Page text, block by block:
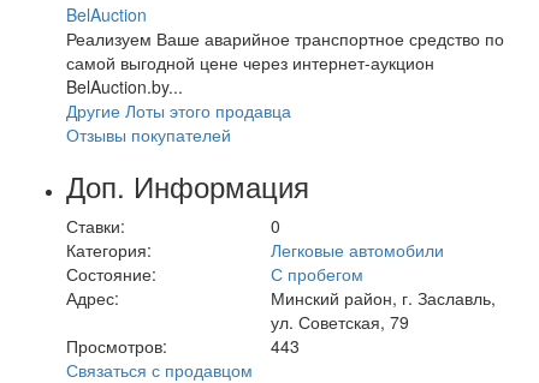
BelAuction
Реализуем Ваше аварийное транспортное средство по
самой выгодной цене через интернет-аукцион
BelAuction.by...
Другие Лоты этого продавца
Отзывы покупателей
Доп. Информация
Ставки:
0
Категория:
Легковые автомобили
Состояние:
С пробегом
Адрес:
Минский район, г. Заславль,
ул. Советская, 79
Просмотров:
443
Связаться с продавцом